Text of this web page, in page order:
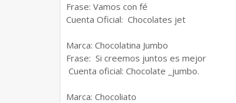
Frase: Vamos con fé
Cuenta Oficial: Chocolates jet
Marca: Chocolatina Jumbo
Frase: Si creemos juntos es mejor
Cuenta oficial: Chocolate _jumbo.
Marca: Chocoliato